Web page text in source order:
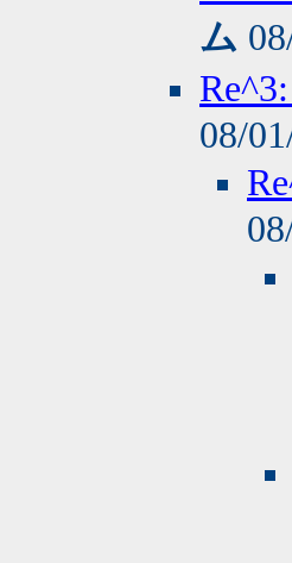
ム
08/